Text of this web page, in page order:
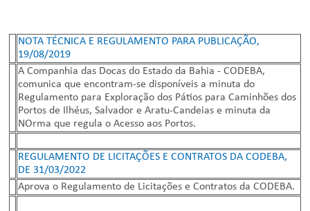
NOTA TÉCNICA E REGULAMENTO PARA PUBLICAÇÃO,
19/08/2019
A Companhia das Docas do Estado da Bahia - CODEBA,
comunica que encontram-se disponíveis a minuta do
Regulamento para Exploração dos Pátios para Caminhões dos
Portos de Ilhéus, Salvador e Aratu-Candeias e minuta da
NOrma que regula o Acesso aos Portos.
REGULAMENTO DE LICITAÇÕES E CONTRATOS DA CODEBA,
DE 31/03/2022
Aprova o Regulamento de Licitações e Contratos da CODEBA.